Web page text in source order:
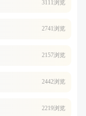
3111浏览
2741浏览
2157浏览
2442浏览
2219浏览